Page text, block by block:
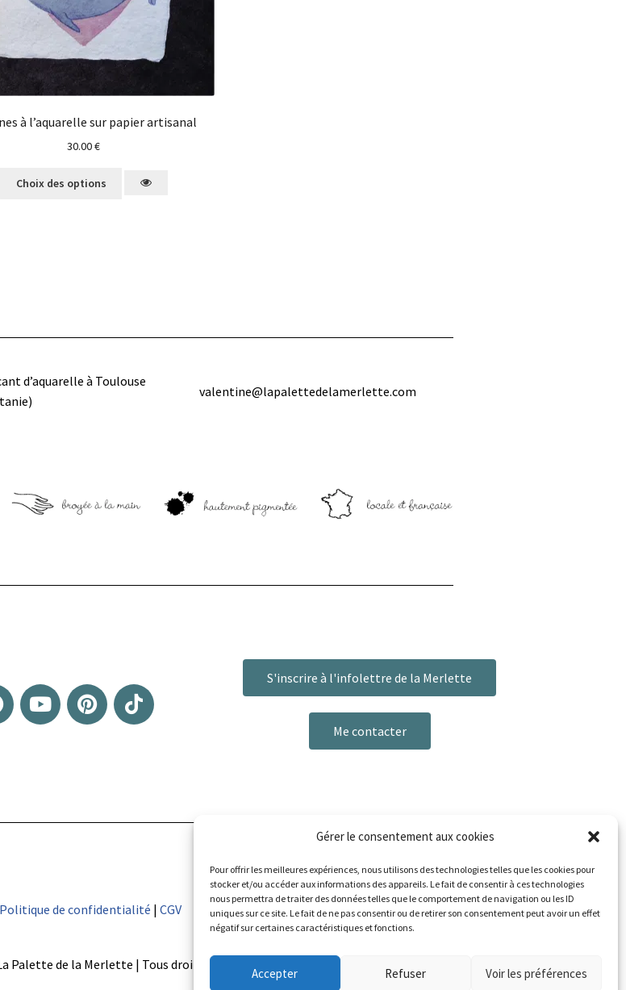
Gérer le consentement aux cookies
Pour offrir les meilleures expériences, nous utilisons des technologies telles que les cookies pour
stocker et/ou accéder aux informations des appareils. Le fait de consentir à ces technologies
nous permettra de traiter des données telles que le comportement de navigation ou les ID
uniques sur ce site. Le fait de ne pas consentir ou de retirer son consentement peut avoir un effet
négatif sur certaines caractéristiques et fonctions.
Accepter Refuser Voir les préférences
à l’aquarelle sur papier artisanal
30.00€
Choix des options
d’aquarelle à Toulouse
valentine@lapalettedelamerlette.com
S'inscrire à l'infolettre de la Merlette
Me contacter
Politique de confidentialité | CGV
Palette de la Merlette | Tous droits réservés